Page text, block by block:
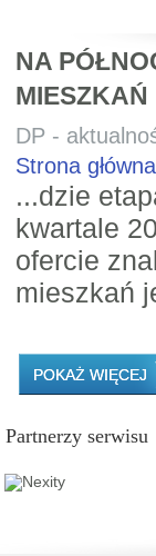
NA
MIESZKAŃ
DP -
Strona
...dzie
kwartale
ofercie
mieszkań
POKAŻ WIĘCEJ
Partnerzy serwisu